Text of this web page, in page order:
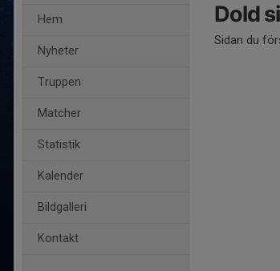
Hem
Nyheter
Truppen
Matcher
Statistik
Kalender
Bildgalleri
Kontakt
Dold
Sidan du